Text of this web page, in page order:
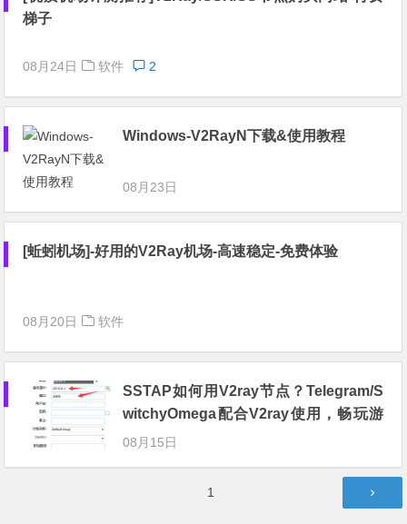
梯子
08月24日 软件 2
Windows-V2RayN下载&使用教程
08月23日
[蚯蚓机场]-好用的V2Ray机场-高速稳定-免费体验
08月20日 软件
SSTAP如何用V2ray节点？Telegram/S
witchyOmega配合V2ray使用，畅玩游
戏和应用
08月15日
1